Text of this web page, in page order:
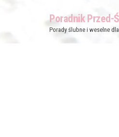
treści
Poradnik Przed-
Porady ślubne i weselne